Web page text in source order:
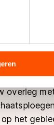
uw
informatie
partners
u in ons
Team
overleg
het